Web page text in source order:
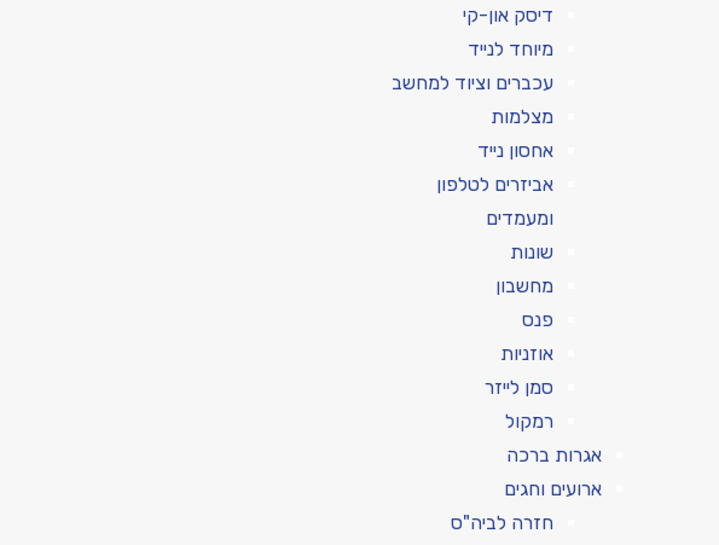
דיסק און-קי
מיוחד לנייד
עכברים וציוד למחשב
מצלמות
אחסון נייד
אביזרים לטלפון
ומעמדים
שונות
מחשבון
פנס
אוזניות
סמן לייזר
רמקול
אגרות ברכה
ארועים וחגים
חזרה לביה"ס